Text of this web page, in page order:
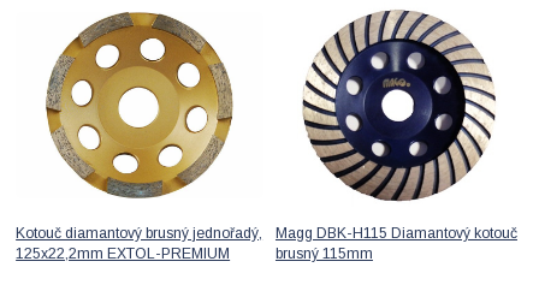
Kotouč diamantový brusný jednořadý,
125x22,2mm EXTOL-PREMIUM
Magg DBK-H115 Diamantový kotouč
brusný 115mm